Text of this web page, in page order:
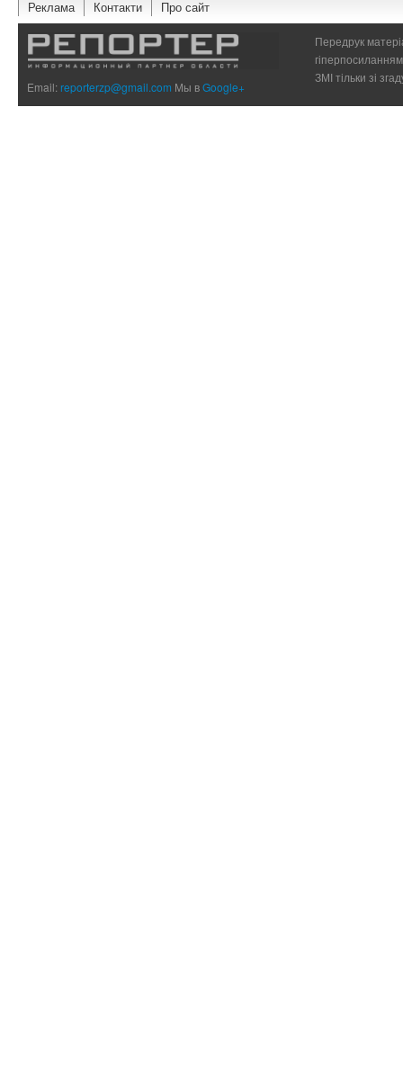
Реклама Контакти Про сайт
Email:reporterzp@gmail.com Мы вGoogle+
Передрук
ЗМІ тільки зі